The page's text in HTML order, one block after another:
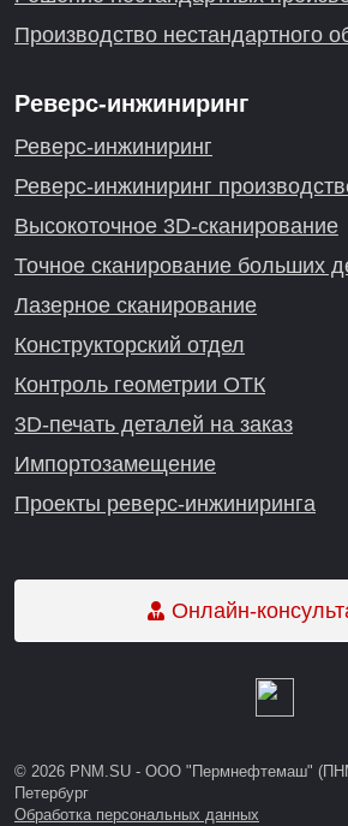
Производство нестандартного
Реверс-инжиниринг
Реверс-инжиниринг
Реверс-инжиниринг
Высокоточное 3D-сканирование
Точное сканирование больших
Лазерное сканирование
Конструкторский отдел
Контроль геометрии ОТК
3D-печать деталей на заказ
Импортозамещение
Проекты реверс-инжиниринга
© 2026 PNM.SU - ООО "Пермнефтемаш"
Петербург
Обработка персональных данных
Онлайн-